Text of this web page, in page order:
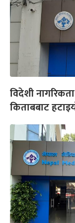
विदेशी
किताबबाट